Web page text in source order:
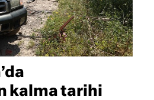
kalma tarihi